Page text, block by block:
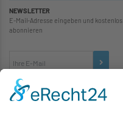
NEWSLETTER
E-Mail-Adresse eingeben und kostenlos
abonnieren